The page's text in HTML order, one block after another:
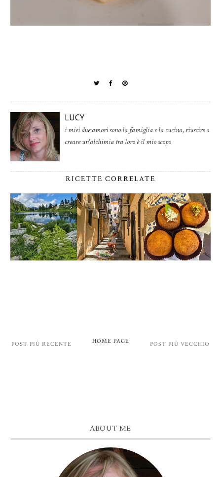
LUCY
i miei due amori sono la famiglia e la cucina, riuscire a
creare un'alchimia tra loro è il mio scopo
RICETTE CORRELATE
POST PIÙ RECENTE POST PIÙ VECCHIO
HOME PAGE
ABOUT ME